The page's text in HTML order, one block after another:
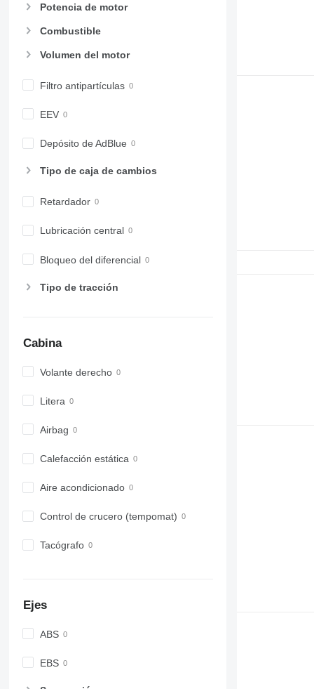
Potencia de motor
Combustible
Volumen del motor
Filtro antipartículas
EEV
Depósito de AdBlue
Tipo de caja de cambios
Retardador
Lubricación central
Bloqueo del diferencial
Tipo de tracción
Cabina
Volante derecho
Litera
Airbag
Calefacción estática
Aire acondicionado
Control de crucero (tempomat)
Tacógrafo
Ejes
ABS
EBS